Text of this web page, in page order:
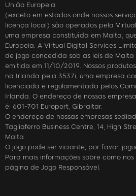
União Europeia
(exceto em estados onde nossos
licença local) são operados pela
uma empresa constituída em Malta,
Europeia. A Virtual Digital Services
de jogo concedida sob as leis de Malta
emitida em 11/10/2019. Nossos
na Irlanda pela 3537i, uma empresa
licenciada e regulamentada pelos
Irlanda. O endereço de nossas
é: 601-701 Europort, Gibraltar.
O endereço de nossas empresas
Tagliaferro Business Centre, 14, High
Malta
O jogo pode ser viciante; por favor,
Para mais informações sobre como nos
página de Jogo Responsável.